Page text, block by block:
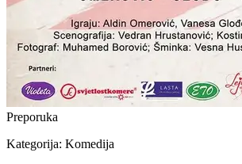
Preporuka
Kategorija: Komedija